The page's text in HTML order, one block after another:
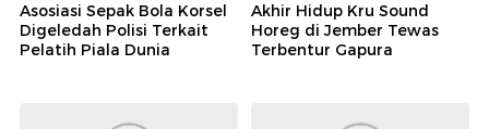
Asosiasi Sepak Bola Korsel
Digeledah Polisi Terkait
Pelatih Piala Dunia
Akhir Hidup Kru Sound
Horeg di Jember Tewas
Terbentur Gapura